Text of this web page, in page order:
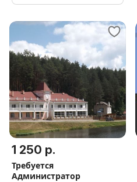
1 250 р.
Требуется
Администратор